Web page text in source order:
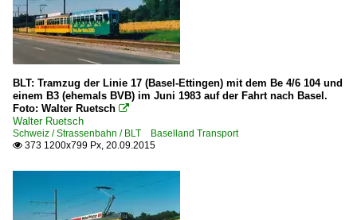
BLT: Tramzug der Linie 17 (Basel-Ettingen) mit dem Be 4/6 104 und
einem B3 (ehemals BVB) im Juni 1983 auf der Fahrt nach Basel.
Foto: Walter Ruetsch 
Walter Ruetsch
Schweiz / Strassenbahn / BLT Baselland Transport
 373 1200x799 Px, 20.09.2015